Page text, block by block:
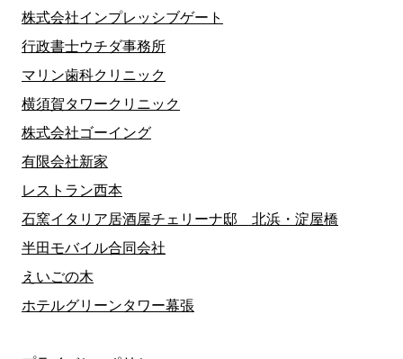
株式会社インプレッシブゲート
行政書士ウチダ事務所
マリン歯科クリニック
横須賀タワークリニック
株式会社ゴーイング
有限会社新家
レストラン西本
石窯イタリア居酒屋チェリーナ邸 北浜・淀屋橋
半田モバイル合同会社
えいごの木
ホテルグリーンタワー幕張